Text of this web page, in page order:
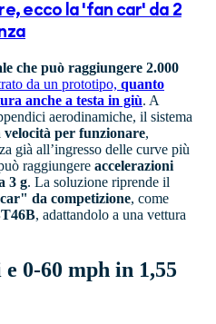
ecco la 'fan car' da 2
che può raggiungere 2.000
da un prototipo, quanto
anche a testa in giù. A
aerodinamiche, il sistema
per funzionare,
già all’ingresso delle curve più
raggiungere accelerazioni
3 g. La soluzione riprende il
da competizione, come
, adattandolo a una vettura
0-60 mph in 1,55